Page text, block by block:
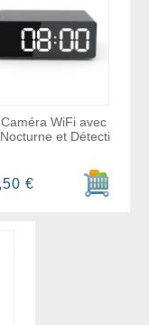
WiFi avec
et Détecti
Ajouter
€